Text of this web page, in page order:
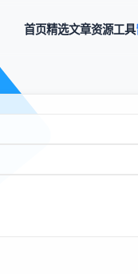
首页精选文章资源工具